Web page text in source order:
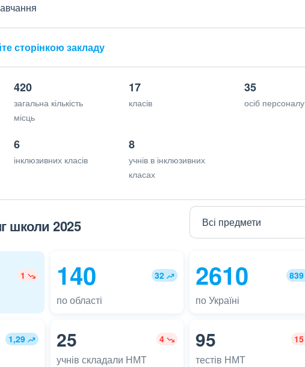
сторінкою закладу
420
загальна кількість
місць
17
класів
35
осіб персоналу
6
інклюзивних класів
8
учнів в інклюзивних
класах
школи 2025
1 140 32
по області
2610 839
по Україні
1,29 25 4
учнів складали НМТ
95 15
тестів НМТ